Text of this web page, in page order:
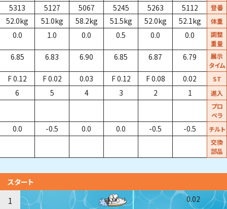
登番
5112
5263
5245
5067
5127
5313
体重
52.1kg
52.0kg
51.5kg
58.2kg
51.0kg
52.0kg
調整
重量
0.0
0.0
0.5
0.0
1.0
0.0
展示
タイム
6.79
6.87
6.85
6.90
6.83
6.85
ST
0.02
F 0.08
F 0.12
0.03
F 0.02
F 0.12
進入
1
2
3
4
5
6
プロ
ペラ
チルト
-0.5
-0.5
0.0
0.0
-0.5
0.0
交換
部品
スタート
1 0.02